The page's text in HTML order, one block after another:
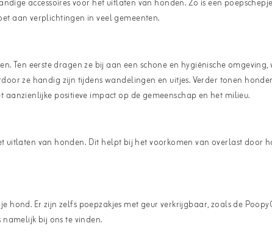
accessoires voor het uitlaten van honden. Zo is een
aan verplichtingen in veel gemeenten.
Ten eerste dragen ze bij aan een schone en hygiënische
ze handig zijn tijdens wandelingen en uitjes. Verder tonen
positieve impact op de gemeenschap en het milieu.
uitlaten van honden. Dit helpt bij het voorkomen van overlast door
hond. Er zijn zelfs poepzakjes met geur verkrijgbaar, zoals de
bij ons te vinden.